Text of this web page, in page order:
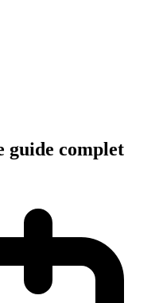
guide complet